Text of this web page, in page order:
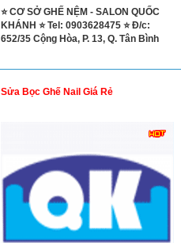
⭐ CƠ SỞ GHẾ NỆM - SALON QUỐC
KHÁNH ⭐ Tel: 0903628475 ⭐ Đ/c:
652/35 Cộng Hòa, P. 13, Q. Tân Bình
Sửa Bọc Ghế Nail Giá Rẻ